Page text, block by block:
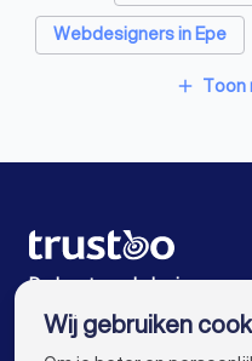
Webdesigners in Epe
add Toon
De beste webdesigners
Wij gebruiken